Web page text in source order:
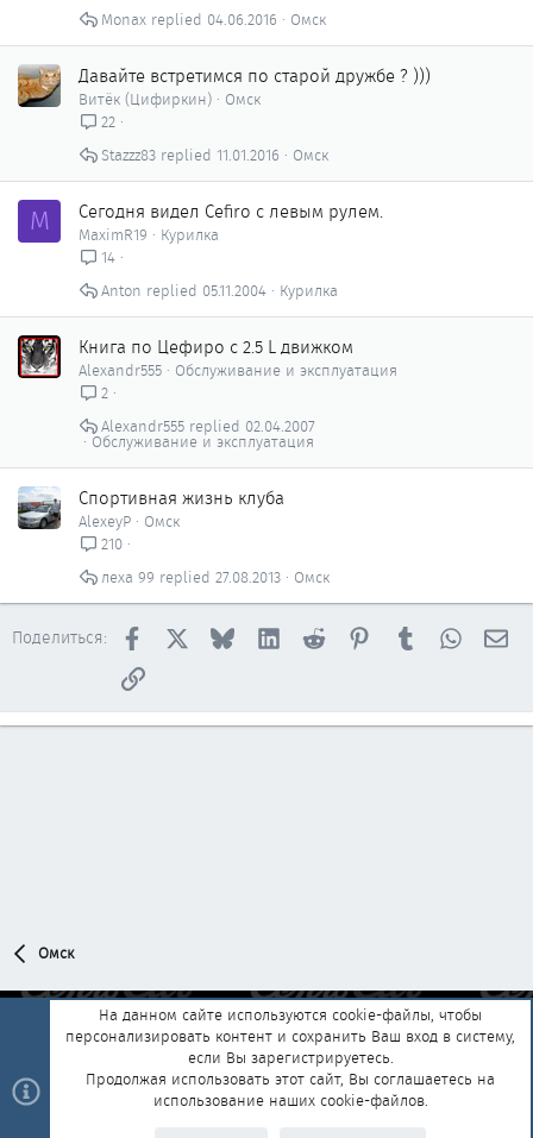
п
Омск
04.06.2016
Monax
Давайте встретимся по старой дружбе ? )))
Витёк (Цифиркин)
Омск
22
Омск
11.01.2016
Stazzz83
M Сегодня видел Cefiro с левым рулем.
MaximR19
Курилка
14
Курилка
05.11.2004
Anton
Книга по Цефиро с 2.5 L движком
Alexandr555
Обслуживание и эксплуатация
2
Обслуживание и эксплуатация
02.04.2007
Alexandr555
Спортивная жизнь клуба
AlexeyP
Омск
210
Омск
27.08.2013
леха 99
Поделиться: Facebook BlueskyLinkedInReddit PinterestTumblr
Ссылка
Омск
Обратная связь
Условия и правила
Политика конфиденциальности
Помощь Главная
R
На данном сайте используются cookie-файлы, чтобы
персонализировать контент и сохранить Ваш вход в систему,
если Вы зарегистрируетесь.
Продолжая использовать этот сайт, Вы соглашаетесь на
использование наших cookie-файлов.